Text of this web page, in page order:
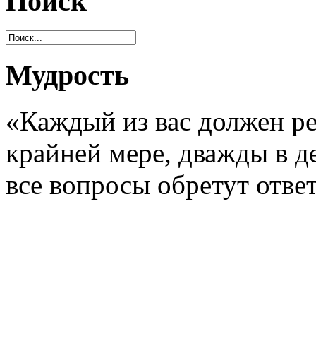
Мудрость
«Каждый из вас должен
крайней мере, дважды в
все вопросы обретут